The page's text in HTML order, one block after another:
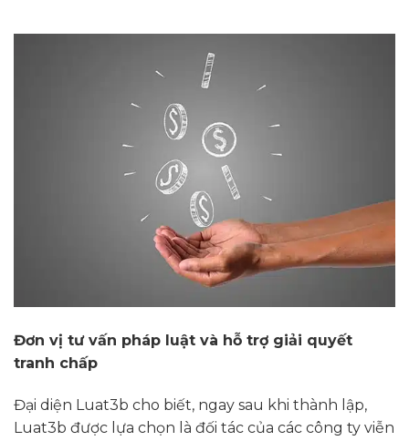
Đơn vị tư vấn pháp luật và hỗ trợ giải quyết
tranh chấp
Đại diện Luat3b cho biết, ngay sau khi thành lập,
Luat3b được lựa chọn là đối tác của các công ty viễn